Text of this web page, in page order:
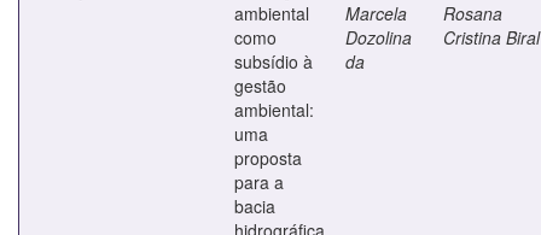
ambiental
como
subsídio à
gestão
ambiental:
uma
proposta
para a
bacia
hidrográfica
Marcela
Dozolina
da
Rosana
Cristina Biral